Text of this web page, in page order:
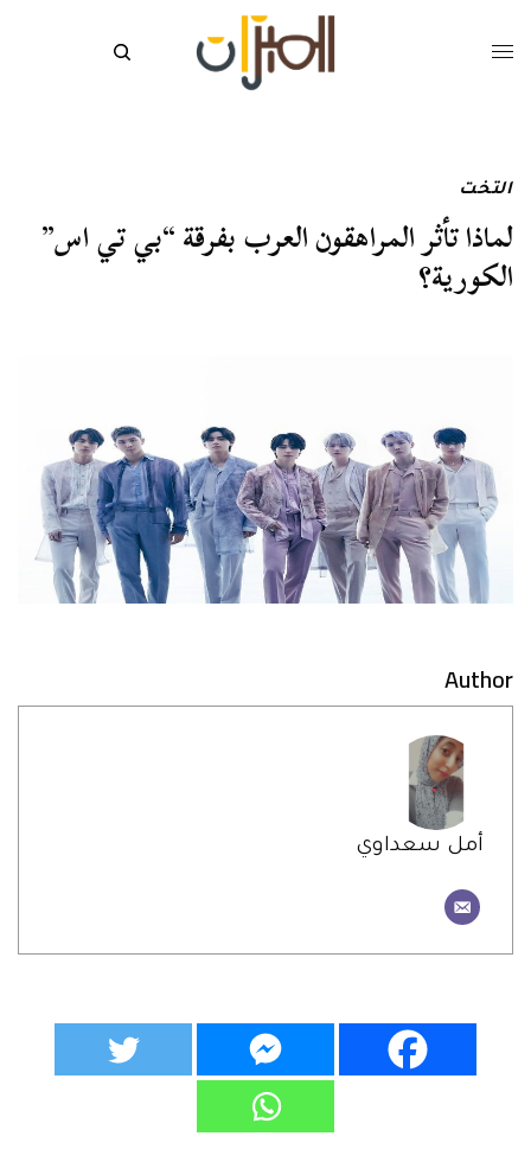
التخت
لماذا تأثر المراهقون العرب بفرقة “بي تي اس”
الكورية؟
Author
أمل سعداوي